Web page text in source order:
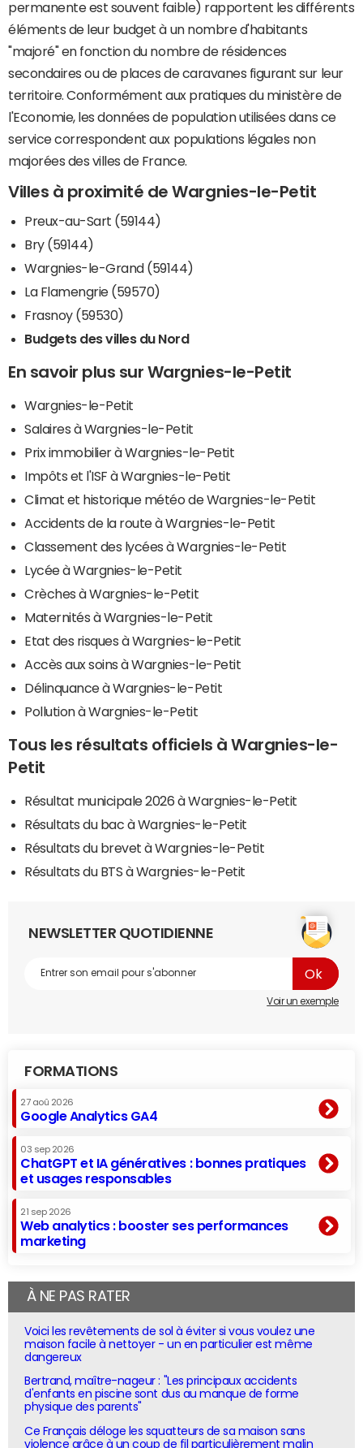
permanente est souvent faible) rapportent les différents
éléments de leur budget à un nombre d'habitants
"majoré" en fonction du nombre de résidences
secondaires ou de places de caravanes figurant sur leur
territoire. Conformément aux pratiques du ministère de
l'Economie, les données de population utilisées dans ce
service correspondent aux populations légales non
majorées des villes de France.
Villes à proximité de Wargnies-le-Petit
Preux-au-Sart (59144)
Bry (59144)
Wargnies-le-Grand (59144)
La Flamengrie (59570)
Frasnoy (59530)
Budgets des villes du Nord
En savoir plus sur Wargnies-le-Petit
Wargnies-le-Petit
Salaires à Wargnies-le-Petit
Prix immobilier à Wargnies-le-Petit
Impôts et l'ISF à Wargnies-le-Petit
Climat et historique météo de Wargnies-le-Petit
Accidents de la route à Wargnies-le-Petit
Classement des lycées à Wargnies-le-Petit
Lycée à Wargnies-le-Petit
Crèches à Wargnies-le-Petit
Maternités à Wargnies-le-Petit
Etat des risques à Wargnies-le-Petit
Accès aux soins à Wargnies-le-Petit
Délinquance à Wargnies-le-Petit
Pollution à Wargnies-le-Petit
Tous les résultats officiels à Wargnies-le-
Petit
Résultat municipale 2026 à Wargnies-le-Petit
Résultats du bac à Wargnies-le-Petit
Résultats du brevet à Wargnies-le-Petit
Résultats du BTS à Wargnies-le-Petit
NEWSLETTER QUOTIDIENNE
Voir un exemple
FORMATIONS
27 aoû 2026
Google Analytics GA4
03 sep 2026
ChatGPT et IA génératives : bonnes pratiques
et usages responsables
21 sep 2026
Web analytics : booster ses performances
marketing
À NE PAS RATER
Voici les revêtements de sol à éviter si vous voulez une
maison facile à nettoyer - un en particulier est même
dangereux
Bertrand, maître-nageur : "Les principaux accidents
d'enfants en piscine sont dus au manque de forme
physique des parents"
Ce Français déloge les squatteurs de sa maison sans
violence grâce à un coup de fil particulièrement malin